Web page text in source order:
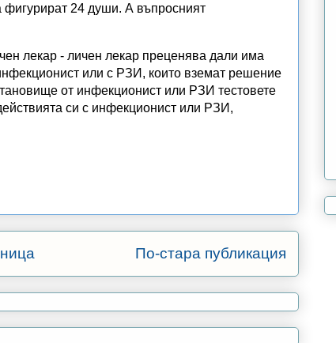
фигурират 24 души. А въпросният
лекар - личен лекар преценява дали има
или с РЗИ, които вземат решение
от инфекционист или РЗИ тестовете
си с инфекционист или РЗИ,
По-стара публикация